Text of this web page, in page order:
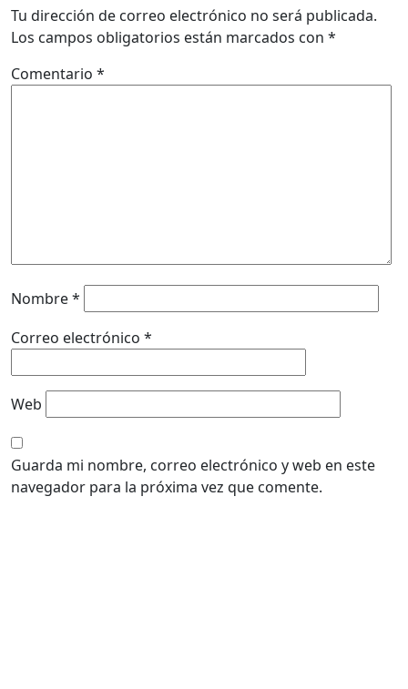
Tu dirección de correo electrónico no será publicada.
Los campos obligatorios están marcados con *
Comentario *
Nombre*
Correo electrónico *
Web
Guarda mi nombre, correo electrónico y web en este
navegador para la próxima vez que comente.